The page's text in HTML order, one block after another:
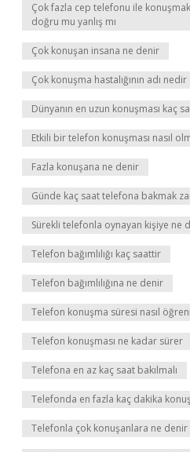
Çok fazla cep telefonu ile
doğru mu yanlış mı
Çok konuşan insana ne denir
Çok konuşma hastalığının adı nedir
Dünyanın en uzun konuşması kaç
Etkili bir telefon konuşması nasıl
Fazla konuşana ne denir
Günde kaç saat telefona bakmak
Sürekli telefonla oynayan kişiye ne
Telefon bağımlılığı kaç saattir
Telefon bağımlılığına ne denir
Telefon konuşma süresi nasıl
Telefon konuşması ne kadar sürer
Telefona en az kaç saat bakılmalı
Telefonda en fazla kaç dakika
Telefonla çok konuşanlara ne denir